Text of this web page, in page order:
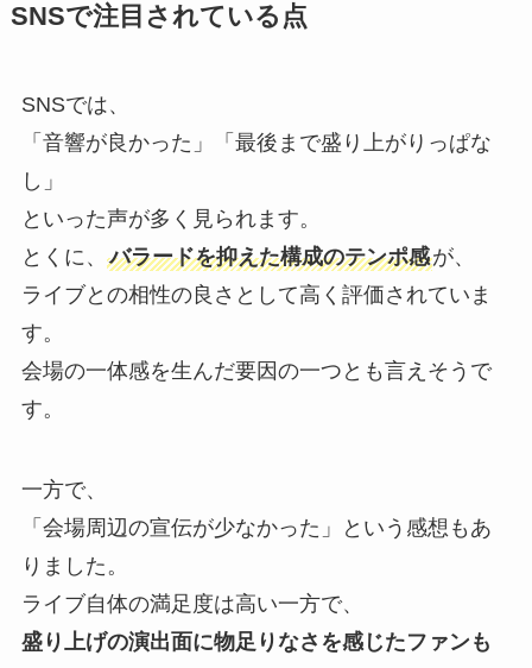
SNSで注目されている点
SNSでは、
「音響が良かった」「最後まで盛り上がりっぱな
し」
といった声が多く見られます。
とくに、 バラードを抑えた構成のテンポ感が、
ライブとの相性の良さとして高く評価されていま
す。
会場の一体感を生んだ要因の一つとも言えそうで
す。
一方で、
「会場周辺の宣伝が少なかった」という感想もあ
りました。
ライブ自体の満足度は高い一方で、
盛り上げの演出面に物足りなさを感じたファンも